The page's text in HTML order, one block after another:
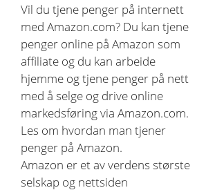
Vil du tjene penger på internett
med Amazon.com? Du kan tjene
penger online på Amazon som
affiliate og du kan arbeide
hjemme og tjene penger på nett
med å selge og drive online
markedsføring via Amazon.com.
Les om hvordan man tjener
penger på Amazon.
Amazon er et av verdens største
selskap og nettsiden